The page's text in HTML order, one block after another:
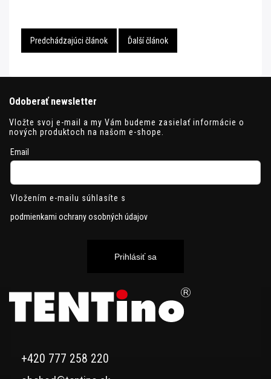
Predchádzajúci článok Ďalší článok
Odoberať newsletter
Vložte svoj e-mail a my Vám budeme zasielať informácie o
nových produktoch na našom e-shope.
Email
Vložením e-mailu súhlasíte s
podmienkami ochrany osobných údajov
Prihlásiť sa
+420 777 258 220